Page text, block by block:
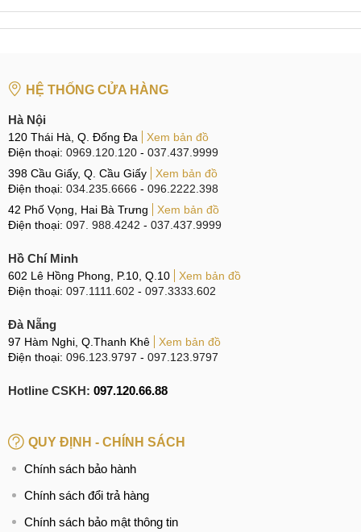
HỆ THỐNG CỬA HÀNG
Hà Nội
120 Thái Hà, Q. Đống Đa
Xem bản đồ
Điện thoại: 0969.120.120 - 037.437.9999
398 Cầu Giấy, Q. Cầu Giấy
Xem bản đồ
Điện thoại: 034.235.6666 - 096.2222.398
42 Phố Vọng, Hai Bà Trưng
Xem bản đồ
Điện thoại: 097. 988.4242 - 037.437.9999
Hồ Chí Minh
602 Lê Hồng Phong, P.10, Q.10
Xem bản đồ
Điện thoại: 097.1111.602 - 097.3333.602
Đà Nẵng
97 Hàm Nghi, Q.Thanh Khê
Xem bản đồ
Điện thoại: 096.123.9797 - 097.123.9797
Hotline CSKH: 097.120.66.88
QUY ĐỊNH - CHÍNH SÁCH
Chính sách bảo hành
Chính sách đổi trả hàng
Chính sách bảo mật thông tin